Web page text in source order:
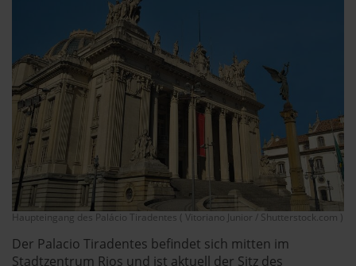
Haupteingang des Palácio Tiradentes ( Vitoriano Junior / Shutterstock.com )
Der Palacio Tiradentes befindet sich mitten im
Stadtzentrum Rios und ist aktuell der Sitz des